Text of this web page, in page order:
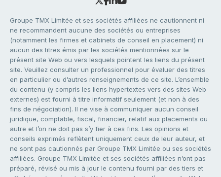
Groupe TMX Limitée et ses sociétés affiliées ne cautionnent ni
ne recommandent aucune des sociétés ou entreprises
(notamment les firmes et cabinets de conseil en placement) ni
aucun des titres émis par les sociétés mentionnées sur le
présent site Web ou vers lesquels pointent les liens du présent
site. Veuillez consulter un professionnel pour évaluer des titres
en particulier ou d’autres renseignements de ce site. L’ensemble
du contenu (y compris les liens hypertextes vers des sites Web
externes) est fourni à titre informatif seulement (et non à des
fins de négociation). Il ne vise à communiquer aucun conseil
juridique, comptable, fiscal, financier, relatif aux placements ou
autre et l’on ne doit pas s’y fier à ces fins. Les opinions et
conseils exprimés reflètent uniquement ceux de leur auteur, et
ne sont pas cautionnés par Groupe TMX Limitée ou ses sociétés
affiliées. Groupe TMX Limitée et ses sociétés affiliées n’ont pas
préparé, révisé ou mis à jour le contenu fourni par des tiers et